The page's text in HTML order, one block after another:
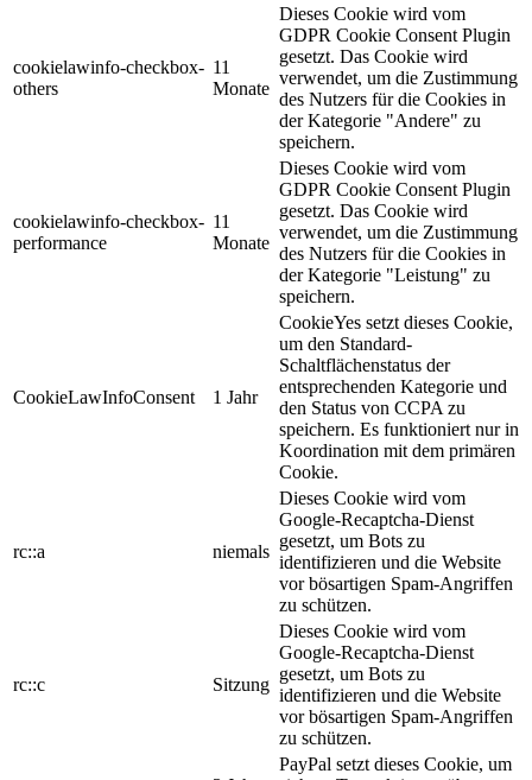
cookielawinfo-checkbox-
others
11
Monate
Dieses Cookie wird vom
GDPR Cookie Consent Plugin
gesetzt. Das Cookie wird
verwendet, um die Zustimmung
des Nutzers für die Cookies in
der Kategorie "Andere" zu
speichern.
cookielawinfo-checkbox-
performance
11
Monate
Dieses Cookie wird vom
GDPR Cookie Consent Plugin
gesetzt. Das Cookie wird
verwendet, um die Zustimmung
des Nutzers für die Cookies in
der Kategorie "Leistung" zu
speichern.
CookieLawInfoConsent 1 Jahr
CookieYes setzt dieses Cookie,
um den Standard-
Schaltflächenstatus der
entsprechenden Kategorie und
den Status von CCPA zu
speichern. Es funktioniert nur in
Koordination mit dem primären
Cookie.
rc::a niemals
Dieses Cookie wird vom
Google-Recaptcha-Dienst
gesetzt, um Bots zu
identifizieren und die Website
vor bösartigen Spam-Angriffen
zu schützen.
rc::c Sitzung
Dieses Cookie wird vom
Google-Recaptcha-Dienst
gesetzt, um Bots zu
identifizieren und die Website
vor bösartigen Spam-Angriffen
zu schützen.
PayPal setzt dieses Cookie, um